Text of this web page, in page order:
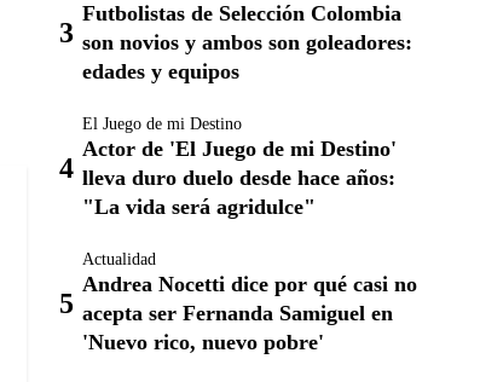
Futbolistas de Selección Colombia
son novios y ambos son goleadores:
edades y equipos
El Juego de mi Destino
Actor de 'El Juego de mi Destino'
lleva duro duelo desde hace años:
"La vida será agridulce"
Actualidad
Andrea Nocetti dice por qué casi no
acepta ser Fernanda Samiguel en
'Nuevo rico, nuevo pobre'